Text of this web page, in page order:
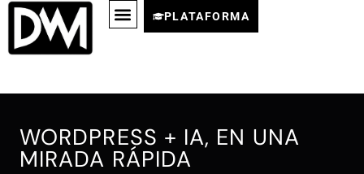
PLATAFORMA
WORDPRESS + IA, EN UNA
MIRADA RÁPIDA